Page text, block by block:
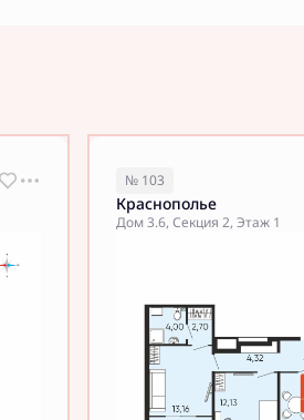
№ 103
Краснополье
Дом 3.6, Секция 2, Этаж 1